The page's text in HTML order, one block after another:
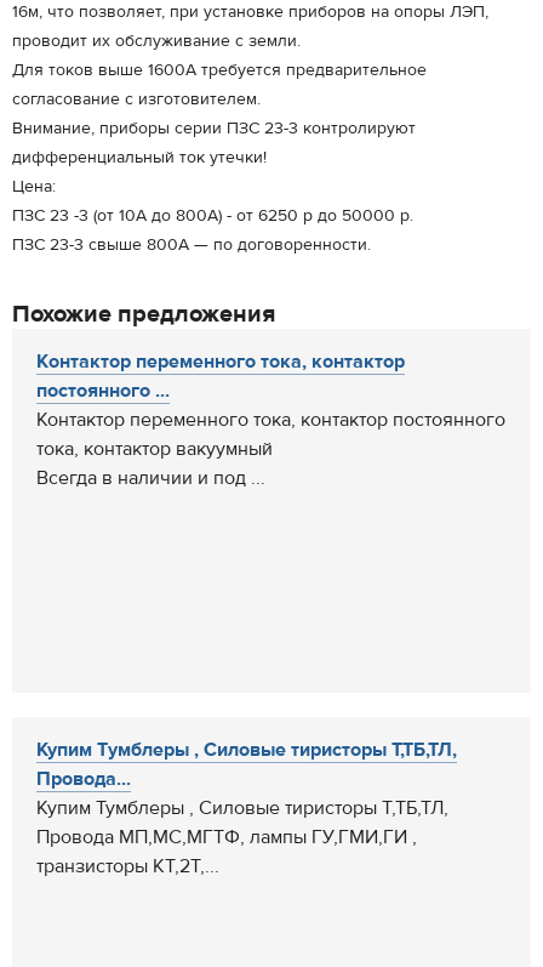
16м, что позволяет, при установке приборов на опоры ЛЭП,
проводит их обслуживание с земли.
Для токов выше 1600А требуется предварительное
согласование с изготовителем.
Внимание, приборы серии ПЗС 23-3 контролируют
дифференциальный ток утечки!
Цена:
ПЗС 23 -3 (от 10А до 800А) - от 6250 р до 50000 р.
ПЗС 23-3 свыше 800А — по договоренности.
Похожие предложения
Контактор переменного тока, контактор
постоянного ...
Контактор переменного тока, контактор постоянного
тока, контактор вакуумный
Всегда в наличии и под ...
Купим Тумблеры , Силовые тиристоры Т,ТБ,ТЛ,
Провода...
Купим Тумблеры , Силовые тиристоры Т,ТБ,ТЛ,
Провода МП,МС,МГТФ, лампы ГУ,ГМИ,ГИ ,
транзисторы КТ,2Т,...